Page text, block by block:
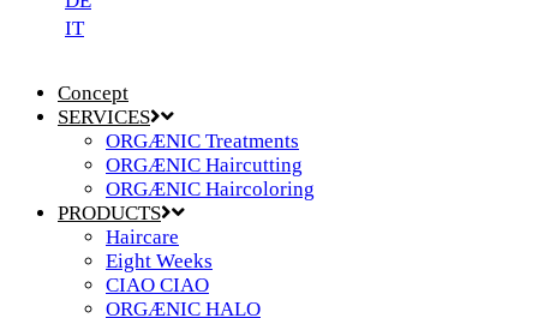
IT
Concept
SERVICES
ORGÆNIC Treatments
ORGÆNIC Haircutting
ORGÆNIC Haircoloring
PRODUCTS
Haircare
Eight Weeks
CIAO CIAO
ORGÆNIC HALO